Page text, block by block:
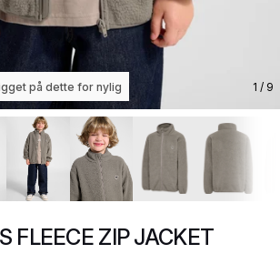
på dette for nylig 1 / 9
FLEECE ZIP JACKET